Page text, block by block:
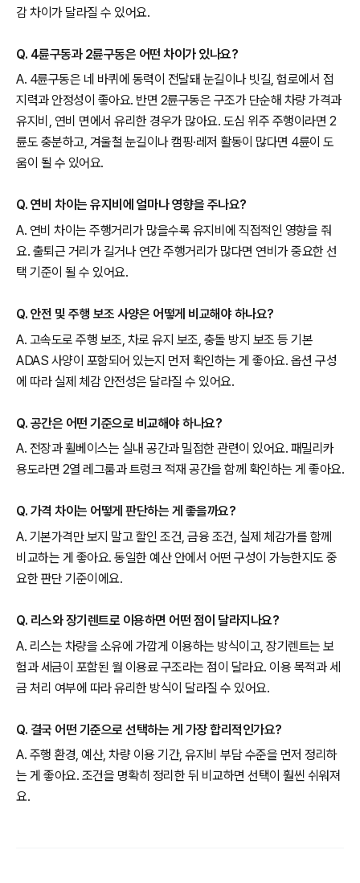
감 차이가 달라질 수 있어요.
Q. 4륜구동과 2륜구동은 어떤 차이가 있나요?
A. 4륜구동은 네 바퀴에 동력이 전달돼 눈길이나 빗길, 험로에서 접
지력과 안정성이 좋아요. 반면 2륜구동은 구조가 단순해 차량 가격과
유지비, 연비 면에서 유리한 경우가 많아요. 도심 위주 주행이라면 2
륜도 충분하고, 겨울철 눈길이나 캠핑·레저 활동이 많다면 4륜이 도
움이 될 수 있어요.
Q. 연비 차이는 유지비에 얼마나 영향을 주나요?
A. 연비 차이는 주행거리가 많을수록 유지비에 직접적인 영향을 줘
요. 출퇴근 거리가 길거나 연간 주행거리가 많다면 연비가 중요한 선
택 기준이 될 수 있어요.
Q. 안전 및 주행 보조 사양은 어떻게 비교해야 하나요?
A. 고속도로 주행 보조, 차로 유지 보조, 충돌 방지 보조 등 기본
ADAS 사양이 포함되어 있는지 먼저 확인하는 게 좋아요. 옵션 구성
에 따라 실제 체감 안전성은 달라질 수 있어요.
Q. 공간은 어떤 기준으로 비교해야 하나요?
A. 전장과 휠베이스는 실내 공간과 밀접한 관련이 있어요. 패밀리카
용도라면 2열 레그룸과 트렁크 적재 공간을 함께 확인하는 게 좋아요.
Q. 가격 차이는 어떻게 판단하는 게 좋을까요?
A. 기본가격만 보지 말고 할인 조건, 금융 조건, 실제 체감가를 함께
비교하는 게 좋아요. 동일한 예산 안에서 어떤 구성이 가능한지도 중
요한 판단 기준이에요.
Q. 리스와 장기렌트로 이용하면 어떤 점이 달라지나요?
A. 리스는 차량을 소유에 가깝게 이용하는 방식이고, 장기렌트는 보
험과 세금이 포함된 월 이용료 구조라는 점이 달라요. 이용 목적과 세
금 처리 여부에 따라 유리한 방식이 달라질 수 있어요.
Q. 결국 어떤 기준으로 선택하는 게 가장 합리적인가요?
A. 주행 환경, 예산, 차량 이용 기간, 유지비 부담 수준을 먼저 정리하
는 게 좋아요. 조건을 명확히 정리한 뒤 비교하면 선택이 훨씬 쉬워져
요.